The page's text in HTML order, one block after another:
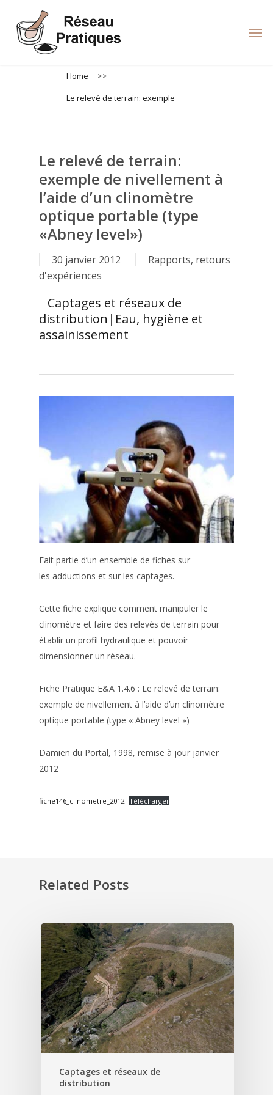
main
Home
>>
Le relevé de terrain: exemple
Le relevé de terrain:
exemple de nivellement à
l’aide d’un clinomètre
optique portable (type
«Abney level»)
30 janvier 2012
Rapports, retours
d'expériences
Captages et réseaux de
distribution | Eau, hygiène et
assainissement
Fait partie d’un ensemble de fiches sur
les adductions et sur les captages.
Cette fiche explique comment manipuler le
clinomètre et faire des relevés de terrain pour
établir un profil hydraulique et pouvoir
dimensionner un réseau.
Fiche Pratique E&A 1.4.6 : Le relevé de terrain:
exemple de nivellement à l’aide d’un clinomètre
optique portable (type « Abney level »)
Damien du Portal, 1998, remise à jour janvier
2012
fiche146_clinometre_2012 Télécharger
Related Posts
'
Captages et réseaux de
distribution